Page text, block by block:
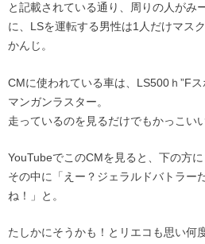
と記載されている通り、周りの人がみ
に、LSを運転する男性は1人だけマス
かんじ。
CMに使われている車は、LS500ｈ”F
マンガンラスター。
走っているのを見るだけでもかっこい
YouTubeでこのCMを見ると、下の方
その中に「えー？ジェラルドバトラー
ね！」と。
たしかにそうかも！とリエコも思い何